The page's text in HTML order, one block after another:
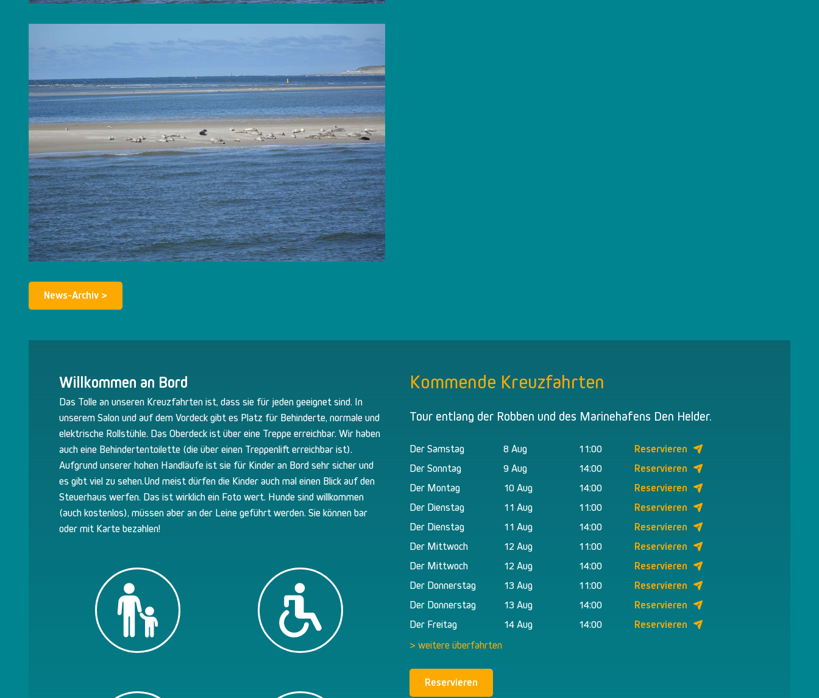
News-Archiv >
Willkommen an Bord
Das Tolle an unseren Kreuzfahrten ist, dass sie für jeden geeignet sind. In
unserem Salon und auf dem Vordeck gibt es Platz für Behinderte, normale und
elektrische Rollstühle. Das Oberdeck ist über eine Treppe erreichbar. Wir haben
auch eine Behindertentoilette (die über einen Treppenlift erreichbar ist).
Aufgrund unserer hohen Handläufe ist sie für Kinder an Bord sehr sicher und
es gibt viel zu sehen.Und meist dürfen die Kinder auch mal einen Blick auf den
Steuerhaus werfen. Das ist wirklich ein Foto wert. Hunde sind willkommen
(auch kostenlos), müssen aber an der Leine geführt werden. Sie können bar
oder mit Karte bezahlen!
Kommende Kreuzfahrten
Tour entlang der Robben und des Marinehafens Den Helder.
Der Samstag 8 Aug 11:00
Reservieren
Der Sonntag
9 Aug 14:00
Reservieren
Der Montag
10 Aug 14:00
Reservieren
Der Dienstag
11 Aug 11:00
Reservieren
Der Dienstag
11 Aug 14:00
Reservieren
Der Mittwoch
12 Aug 11:00
Reservieren
Der Mittwoch
12 Aug 14:00
Reservieren
Der Donnerstag
13 Aug 11:00
Reservieren
Der Donnerstag
13 Aug 14:00
Reservieren
Der Freitag
14 Aug 14:00
Reservieren
> weitere überfahrten
Reservieren